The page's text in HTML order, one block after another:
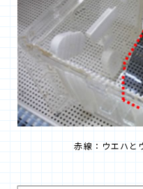
赤線：ウエハと